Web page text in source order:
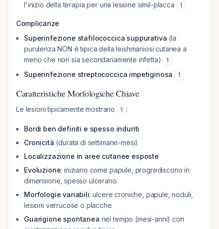
l'inizio della terapia per una lesione simil-placca
1
Complicanze
Superinfezione stafilococcica suppurativa (la
purulenza NON è tipica della leishmaniosi cutanea a
meno che non sia secondariamente infetta)
1
Superinfezione streptococcica impetiginosa 1
Caratteristiche Morfologiche Chiave
Le lesioni tipicamente mostrano 1 :
Bordi ben definiti e spesso induriti
Cronicità (durata di settimane-mesi)
Localizzazione in aree cutanee esposte
Evoluzione: iniziano come papule, progrediscono in
dimensione, spesso ulcerano
Morfologie variabili: ulcere croniche, papule, noduli,
lesioni verrucose o placche
Guarigione spontanea nel tempo (mesi-anni) con